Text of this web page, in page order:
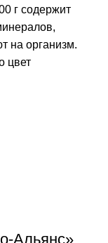
г содержит
на организм.
цвет
Альянс»